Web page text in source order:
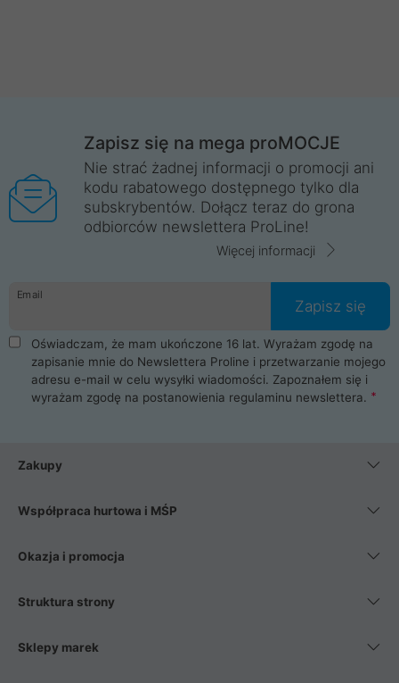
Zapisz się na mega proMOCJE
Nie strać żadnej informacji o promocji ani
kodu rabatowego dostępnego tylko dla
subskrybentów. Dołącz teraz do grona
odbiorców newslettera ProLine!
Więcej informacji
Email
Zapisz się
Oświadczam, że mam ukończone 16 lat. Wyrażam zgodę na
zapisanie mnie do Newslettera Proline i przetwarzanie mojego
adresu e-mail w celu wysyłki wiadomości. Zapoznałem się i
wyrażam zgodę na postanowienia regulaminu newslettera.
Zakupy
Współpraca hurtowa i MŚP
Okazja i promocja
Struktura strony
Sklepy marek